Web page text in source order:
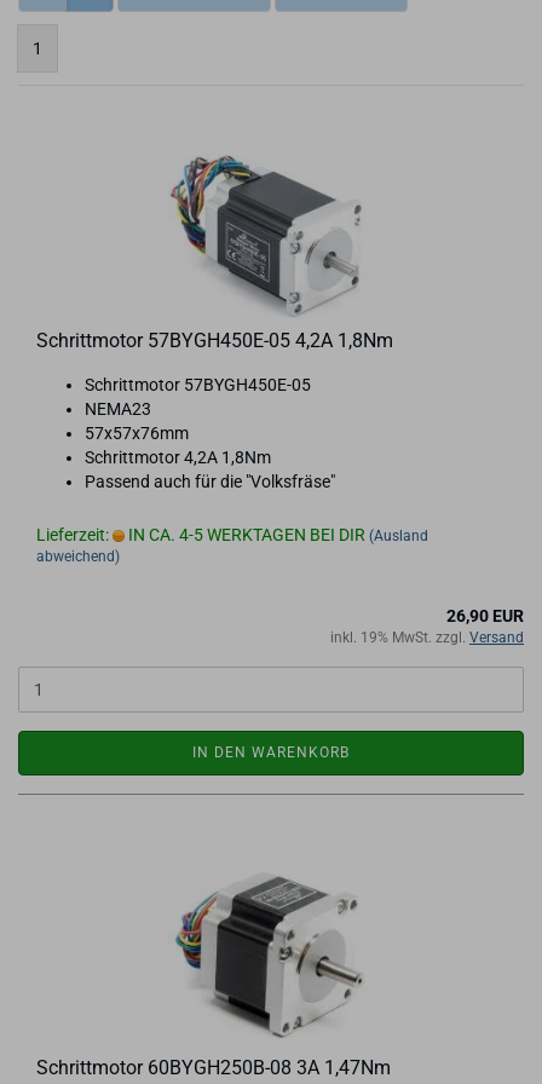
1
Schritt­mo­tor 57BYGH450E-​​05 4,2A 1,8Nm
Schritt­mo­tor 57BYGH450E-​05
NEMA23
57x57x76mm
Schritt­mo­tor 4,2A 1,8Nm
Pas­send auch für die "Volks­frä­se"
Lieferzeit: IN CA. 4-5 WERKTAGEN BEI DIR (Ausland
abweichend)
26,90 EUR
inkl. 19% MwSt. zzgl. Versand
IN DEN WARENKORB
Schritt­mo­tor 60BYGH250B-​​08 3A 1,47Nm